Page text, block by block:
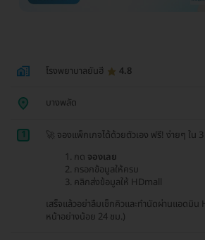
โรงพยาบาลยันฮี 4.8
บางพลัด
1
🚀 จองแพ็กเกจได้ด้วยตัวเอง ฟรี! ง่ายๆ ใน
กด จองเลย
กรอกข้อมูลให้ครบ
คลิกส่งข้อมูลให้ HDmall
เสร็จแล้วอย่าลืมเช็กคิวและทำนัดผ่านแอดมิน
หน้าอย่างน้อย 24 ชม.)